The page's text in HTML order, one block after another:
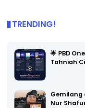
TRENDING!
🌟 PBD
Tahniah
Gemilang
Nur